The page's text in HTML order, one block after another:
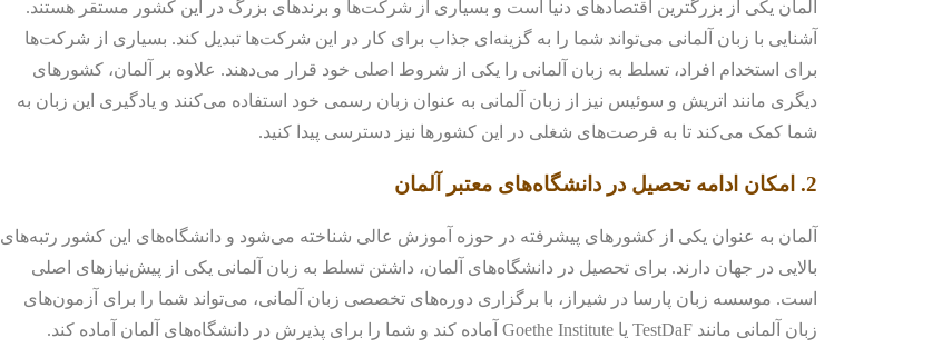
آلمان یکی از بزرگترین اقتصادهای دنیا است و بسیاری از شرکت‌ها و برندهای بزرگ در این کشور مستقر هستند.
آشنایی با زبان آلمانی می‌تواند شما را به گزینه‌ای جذاب برای کار در این شرکت‌ها تبدیل کند. بسیاری از شرکت‌ها
برای استخدام افراد، تسلط به زبان آلمانی را یکی از شروط اصلی خود قرار می‌دهند. علاوه بر آلمان، کشورهای
دیگری مانند اتریش و سوئیس نیز از زبان آلمانی به عنوان زبان رسمی خود استفاده می‌کنند و یادگیری این زبان به
شما کمک می‌کند تا به فرصت‌های شغلی در این کشورها نیز دسترسی پیدا کنید.
2. امکان ادامه تحصیل در دانشگاه‌های معتبر آلمان
آلمان به عنوان یکی از کشورهای پیشرفته در حوزه آموزش عالی شناخته می‌شود و دانشگاه‌های این کشور رتبه‌های
بالایی در جهان دارند. برای تحصیل در دانشگاه‌های آلمان، داشتن تسلط به زبان آلمانی یکی از پیش‌نیازهای اصلی
است. موسسه زبان پارسا در شیراز، با برگزاری دوره‌های تخصصی زبان آلمانی، می‌تواند شما را برای آزمون‌های
زبان آلمانی مانند TestDaF یا Goethe Institute آماده کند و شما را برای پذیرش در دانشگاه‌های آلمان آماده کند.